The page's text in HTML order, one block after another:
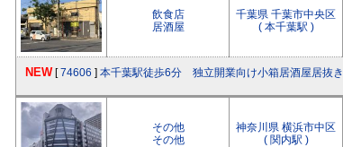
飲食店
居酒屋
千葉県 千葉市中央区
( 本千葉駅 )
NEW [74606 ] 本千葉駅徒歩6分 独立開業向け小箱居酒屋居抜き
その他
その他
神奈川県 横浜市中区
( 関内駅 )